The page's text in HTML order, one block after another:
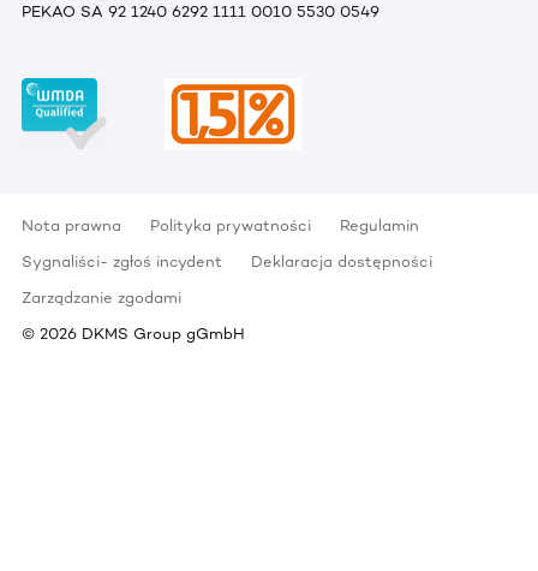
PEKAO SA 92 1240 6292 1111 0010 5530 0549
Nota prawna Polityka prywatności
Regulamin
Sygnaliści- zgłoś incydent
Deklaracja dostępności
Zarządzanie zgodami
© 2026 DKMS Group gGmbH